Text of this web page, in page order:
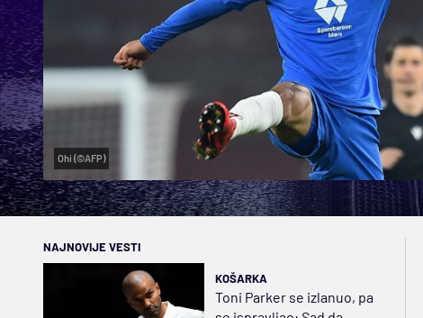
Ohi (©AFP)
NAJNOVIJE VESTI
KOŠARKA
Toni Parker se izlanuo, pa